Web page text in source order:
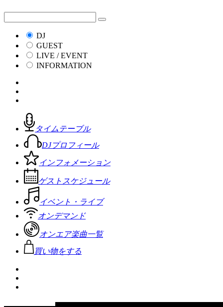
DJ
GUEST
LIVE / EVENT
INFORMATION
タイムテーブル
DJプロフィール
インフォメーション
ゲストスケジュール
イベント・ライブ
オンデマンド
オンエア楽曲一覧
買い物をする